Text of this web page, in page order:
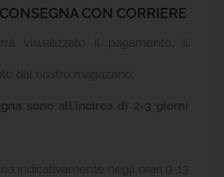
CON CORRIERE
visualizzato il pagamento, il
dal nostro magazzino.
sono all'incirca di 2-3 giorni
indicativamente negli orari 9-13